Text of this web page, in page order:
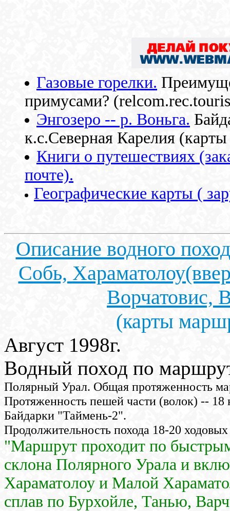
Газовые горелки.
примусами?
Энгозеро -- р. Воньга.
к.с.Северная Карелия
Книги о путешествиях
почте).
Географические карты (
Описание водного
Собь,
Ворчатовис,
(карты
Август 1998г.
Водный поход по
Полярный Урал. Общая протяженность
Протяженность пешей части (волок) -- 18
Байдарки "Таймень-2".
Продолжительность похода 18-20
"Маршрут проходит по
склона Полярного Урала и
Хараматолоу и Малой
сплав по Бурхойле, Танью,